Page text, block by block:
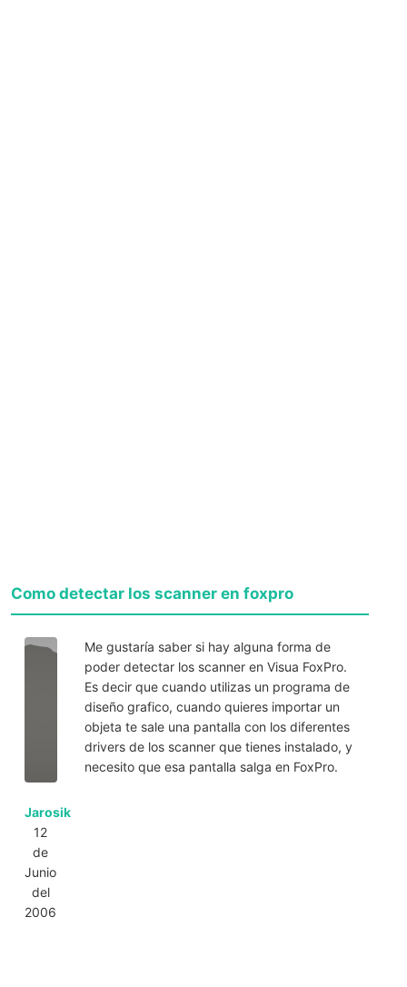
Como detectar los scanner en foxpro
Jarosik
12
de
Junio
del
2006
Me gustaría saber si hay alguna forma de
poder detectar los scanner en Visua FoxPro.
Es decir que cuando utilizas un programa de
diseño grafico, cuando quieres importar un
objeta te sale una pantalla con los diferentes
drivers de los scanner que tienes instalado, y
necesito que esa pantalla salga en FoxPro.